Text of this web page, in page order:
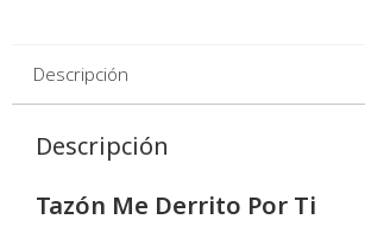
Descripción
Descripción
Tazón Me Derrito Por Ti